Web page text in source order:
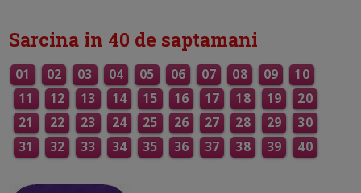
Sarcina in 40 de saptamani
01 02 03 04 05 06 07 08 09
10
11
12 13 14 15 16 17 18 19
20
21
22 23 24 25 26 27 28 29
30
31
32 33 34 35 36 37 38 39 40